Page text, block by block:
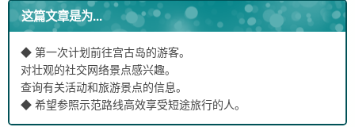
6.5.5. 吉野海岸
7.5 个上镜的隐蔽景点
7.1.
1. 心岩
7.2. 2. 宫古神社
7.3.3. 街道池塘
7.4.5.西海南岬。
8. 宫古岛的海上活动
这篇文章是为...
◆ 第一次计划前往宫古岛的游客。
对壮观的社交网络景点感兴趣。
查询有关活动和旅游景点的信息。
◆ 希望参照示范路线高效享受短途旅行的人。